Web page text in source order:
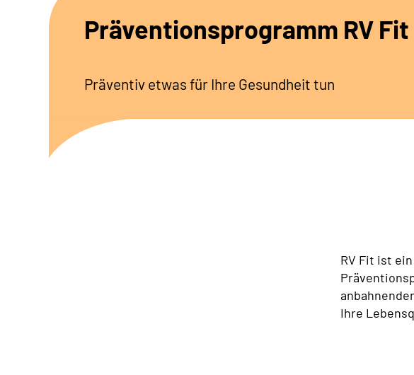
Präventionsprogramm RV Fit
Präventiv etwas für Ihre Gesundheit tun
RV Fit ist
Ihre